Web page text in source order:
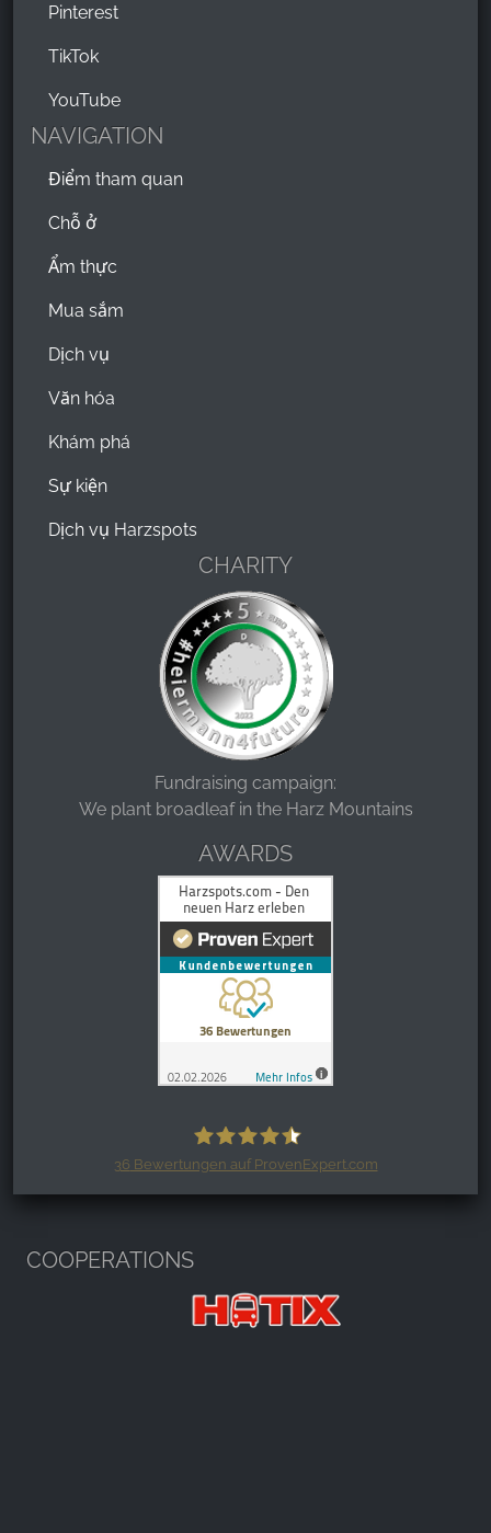
Pinterest
TikTok
YouTube
NAVIGATION
Điểm tham quan
Chỗ ở
Ẩm thực
Mua sắm
Dịch vụ
Văn hóa
Khám phá
Sự kiện
Dịch vụ Harzspots
CHARITY
Fundraising campaign:
We plant broadleaf in the Harz Mountains
AWARDS
36 Bewertungen auf ProvenExpert.com
COOPERATIONS